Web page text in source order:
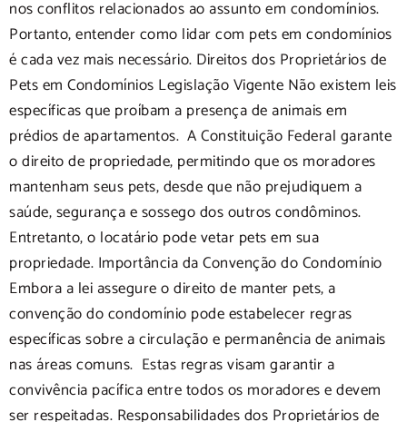
nos conflitos relacionados ao assunto em condomínios.
Portanto, entender como lidar com pets em condomínios
é cada vez mais necessário. Direitos dos Proprietários de
Pets em Condomínios Legislação Vigente Não existem leis
específicas que proíbam a presença de animais em
prédios de apartamentos. A Constituição Federal garante
o direito de propriedade, permitindo que os moradores
mantenham seus pets, desde que não prejudiquem a
saúde, segurança e sossego dos outros condôminos.
Entretanto, o locatário pode vetar pets em sua
propriedade. Importância da Convenção do Condomínio
Embora a lei assegure o direito de manter pets, a
convenção do condomínio pode estabelecer regras
específicas sobre a circulação e permanência de animais
nas áreas comuns. Estas regras visam garantir a
convivência pacífica entre todos os moradores e devem
ser respeitadas. Responsabilidades dos Proprietários de